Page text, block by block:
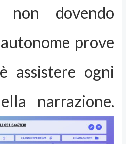
non dovendo
prove
assistere ogni
narrazione.